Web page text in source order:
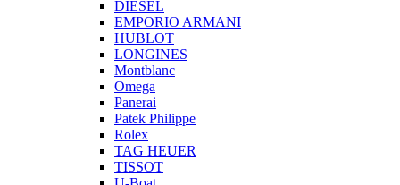
DIESEL
EMPORIO ARMANI
HUBLOT
LONGINES
Montblanc
Omega
Panerai
Patek Philippe
Rolex
TAG HEUER
TISSOT